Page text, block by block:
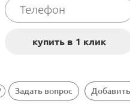
Задать вопрос